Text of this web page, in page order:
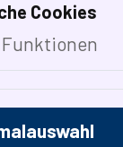
Cookies